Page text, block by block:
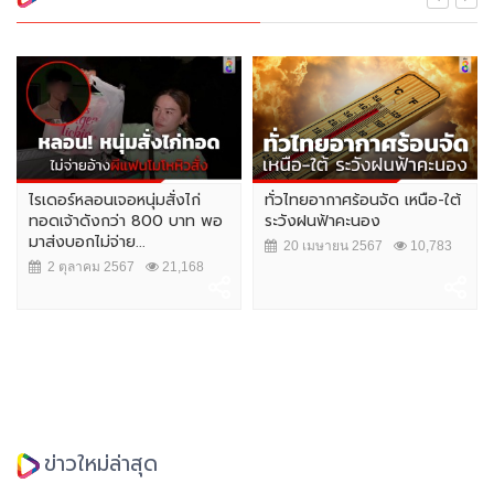
ไรเดอร์หลอนเจอหนุ่มสั่งไก่
ทอดเจ้าดังกว่า 800 บาท พอ
มาส่งบอกไม่จ่าย...
2 ตุลาคม 2567 21,168
ทั่วไทยอากาศร้อนจัด เหนือ-ใต้
ระวังฝนฟ้าคะนอง
20 เมษายน 2567 10,783
ข่าวใหม่ล่าสุด